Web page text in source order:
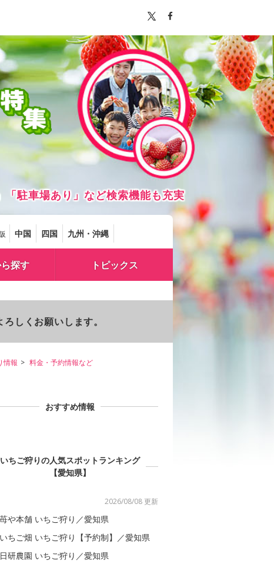
駐車場あり」など検索機能も充実
中国 四国 九州・沖縄
探す トピックス
しくお願いします。
情報 料金・予約情報など
おすすめ情報
いちご狩りの人気スポットランキング
【愛知県】
2026/08/08 更新
苺や本舗 いちご狩り／愛知県
いちご畑 いちご狩り【予約制】／愛知県
日研農園 いちご狩り／愛知県